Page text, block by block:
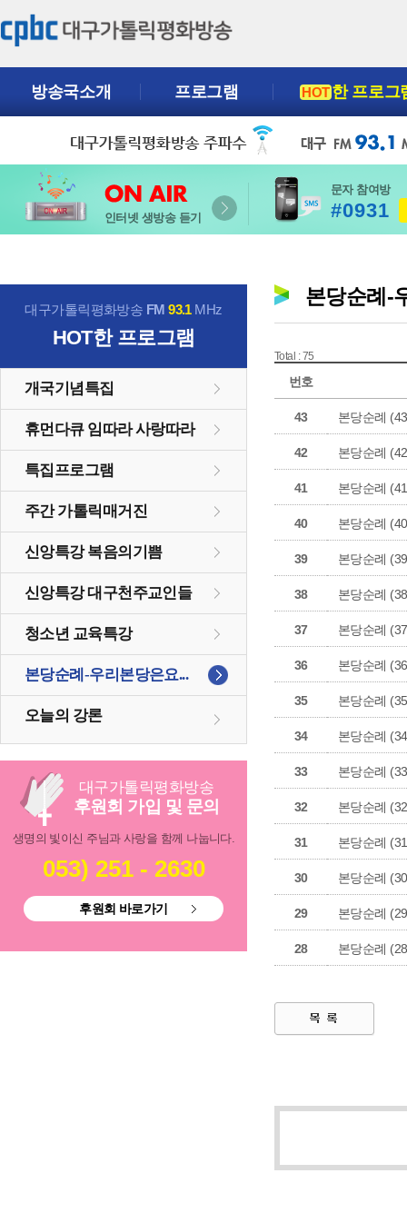
방송국소개 프로그램 HOT한 프로그
인터넷 생방송 듣기
문자 참여방
#0931
대구가톨릭평화방송 FM93.1MHz
HOT한 프로그램
개국기념특집
휴먼다큐 임따라 사랑따라
특집프로그램
주간 가톨릭매거진
신앙특강 복음의기쁨
신앙특강 대구천주교인들
청소년 교육특강
본당순례-우리본당은요...
오늘의 강론
대구가톨릭평화방송
후원회 가입 및 문의
생명의 빛이신 주님과 사랑을 함께 나눕니다.
053) 251 - 2630
후원회 바로가기
본당순례-
Total : 75
번호
43 본당순례
42 본당순례
41 본당순례
40 본당순례
39 본당순례
38 본당순례
37 본당순례
36 본당순례
35 본당순례
34 본당순례
33 본당순례
32 본당순례
31 본당순례
30 본당순례
29 본당순례
28 본당순례